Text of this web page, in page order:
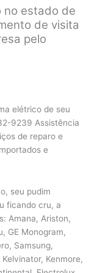
no estado de
de visita
pelo
elétrico de seu
9239 Assistência
de reparo e
e
seu pudim
ficando cru, a
Amana, Ariston,
GE Monogram,
Samsung,
Kenmore,